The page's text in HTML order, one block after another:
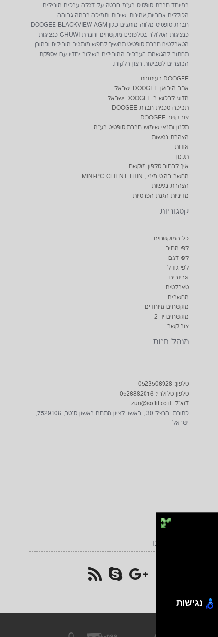
במיוחד.חברת סופטיט בע"מ חרטה על דגלה ערכים מובילים
הכוללים אחריות,אמינות ,שירות ותמיכה ברמה גבוהה.
חברת סופטיט מלווה מותגים כגון DOOGEE BLACKVIEW AGM
כנציגות הסלולר בטלפונים מוקשחים וחברת CHUWI כנציגות
הטאבלטים.חברת סופטיט תמשיך לחפש מותגים מובילים וכמובן
תחתור להגשמת הערכים המובילים בשילוב יחדיו עם אספקת
המוצרים לשביעות רצון הלקוח.
DOOGEE בעיתונות
אתר היבואן DOOGEE ישראל
מדוע לרכוש ב DOOGEE ישראל
תמיכה טכנית חברת DOOGEE
צור קשר DOOGEE
תקנון ותנאי שימוש חברת סופטיט בע"מ
הצהרת נגישות
אודות
תקנון
איך לבחור טלפון מוקשח
מחשב רהיט מיני , MINI-PC CLIENT THIN
הצהרת נגישות
מדיניות הגנת הפרטיות
קטגוריות
כל המוקשחים
לפי מחיר
לפי דגם
לפי גודל
אביזרים
טאבלטים
מחשבים
מוקשחים מיוחדים
מוקשחים יד 2
צור קשר
מנהל חנות
טלפון: 0523506928
טלפון סלולרי: 0526882016
דוא"ל: zuri@softit.co.il
כתובת: הרצל 30 , ראשון לציון מתחם ראשון סנטר, 7529106,
ישראל
בקרו אותנו
נגישות